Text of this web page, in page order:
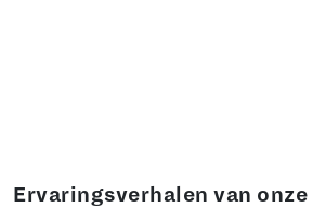
Ervaringsverhalen van onze